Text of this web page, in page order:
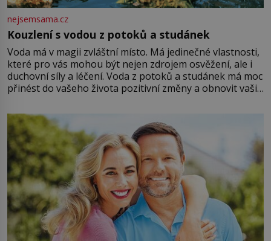
nejsemsama.cz
Kouzlení s vodou z potoků a studánek
Voda má v magii zvláštní místo. Má jedinečné vlastnosti,
které pro vás mohou být nejen zdrojem osvěžení, ale i
duchovní síly a léčení. Voda z potoků a studánek má moc
přinést do vašeho života pozitivní změny a obnovit vaši
můžete obohatit své rituály a přinést do svého života
větší harmonii a klid. Je důležité